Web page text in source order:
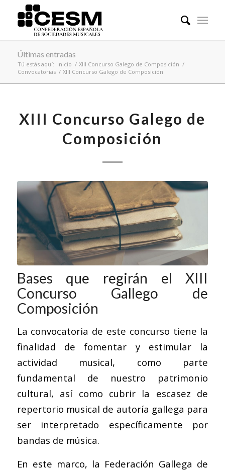
Últimas entradas
Tú estás aquí: Inicio / XIII Concurso Galego de Composición /
Convocatorias / XIII Concurso Galego de Composición
XIII Concurso Galego de
Composición
Bases que regirán el XIII
Concurso Gallego de
Composición
La convocatoria de este concurso tiene la
finalidad de fomentar y estimular la
actividad musical, como parte
fundamental de nuestro patrimonio
cultural, así como cubrir la escasez de
repertorio musical de autoría gallega para
ser interpretado específicamente por
bandas de música.
En este marco, la Federación Gallega de